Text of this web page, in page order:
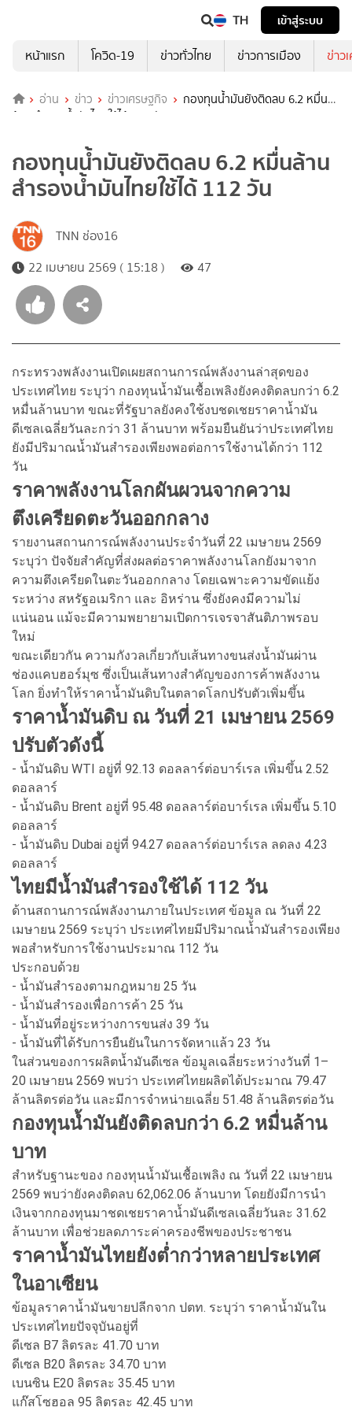
TH
เข้าสู่ระบบ
หน้าแรก
โควิด-19 ข่าวทั่วไทย ข่าวการเมือง ข่าว
อ่าน ข่าว ข่าวเศรษฐกิจ
กองทุนน้ำมันยังติดลบ 6.2 หมื่น
ล้าน สำรองน้ำมันไทยใช้ได้ 112 วัน
กองทุนน้ำมันยังติดลบ 6.2 หมื่นล้าน
สำรองน้ำมันไทยใช้ได้ 112 วัน
TNN ช่อง16
22 เมษายน 2569 ( 15:18 )
47
กระทรวงพลังงานเปิดเผยสถานการณ์พลังงานล่าสุดของ
ประเทศไทย ระบุว่า กองทุนน้ำมันเชื้อเพลิงยังคงติดลบกว่า 6.2
หมื่นล้านบาท ขณะที่รัฐบาลยังคงใช้งบชดเชยราคาน้ำมัน
ดีเซลเฉลี่ยวันละกว่า 31 ล้านบาท พร้อมยืนยันว่าประเทศไทย
ยังมีปริมาณน้ำมันสำรองเพียงพอต่อการใช้งานได้กว่า 112
วัน
ราคาพลังงานโลกผันผวนจากความ
ตึงเครียดตะวันออกกลาง
รายงานสถานการณ์พลังงานประจำวันที่ 22 เมษายน 2569
ระบุว่า ปัจจัยสำคัญที่ส่งผลต่อราคาพลังงานโลกยังมาจาก
ความตึงเครียดในตะวันออกกลาง โดยเฉพาะความขัดแย้ง
ระหว่าง สหรัฐอเมริกา และ อิหร่าน ซึ่งยังคงมีความไม่
แน่นอน แม้จะมีความพยายามเปิดการเจรจาสันติภาพรอบ
ใหม่
ขณะเดียวกัน ความกังวลเกี่ยวกับเส้นทางขนส่งน้ำมันผ่าน
ช่องแคบฮอร์มุซ ซึ่งเป็นเส้นทางสำคัญของการค้าพลังงาน
โลก ยิ่งทำให้ราคาน้ำมันดิบในตลาดโลกปรับตัวเพิ่มขึ้น
ราคาน้ำมันดิบ ณ วันที่ 21 เมษายน 2569
ปรับตัวดังนี้
- น้ำมันดิบ WTI อยู่ที่ 92.13 ดอลลาร์ต่อบาร์เรล เพิ่มขึ้น 2.52
ดอลลาร์
- น้ำมันดิบ Brent อยู่ที่ 95.48 ดอลลาร์ต่อบาร์เรล เพิ่มขึ้น 5.10
ดอลลาร์
- น้ำมันดิบ Dubai อยู่ที่ 94.27 ดอลลาร์ต่อบาร์เรล ลดลง 4.23
ดอลลาร์
ไทยมีน้ำมันสำรองใช้ได้ 112 วัน
ด้านสถานการณ์พลังงานภายในประเทศ ข้อมูล ณ วันที่ 22
เมษายน 2569 ระบุว่า ประเทศไทยมีปริมาณน้ำมันสำรองเพียง
พอสำหรับการใช้งานประมาณ 112 วัน
ประกอบด้วย
- น้ำมันสำรองตามกฎหมาย 25 วัน
- น้ำมันสำรองเพื่อการค้า 25 วัน
- น้ำมันที่อยู่ระหว่างการขนส่ง 39 วัน
- น้ำมันที่ได้รับการยืนยันในการจัดหาแล้ว 23 วัน
ในส่วนของการผลิตน้ำมันดีเซล ข้อมูลเฉลี่ยระหว่างวันที่ 1–
20 เมษายน 2569 พบว่า ประเทศไทยผลิตได้ประมาณ 79.47
ล้านลิตรต่อวัน และมีการจำหน่ายเฉลี่ย 51.48 ล้านลิตรต่อวัน
กองทุนน้ำมันยังติดลบกว่า 6.2 หมื่นล้าน
บาท
สำหรับฐานะของ กองทุนน้ำมันเชื้อเพลิง ณ วันที่ 22 เมษายน
2569 พบว่ายังคงติดลบ 62,062.06 ล้านบาท โดยยังมีการนำ
เงินจากกองทุนมาชดเชยราคาน้ำมันดีเซลเฉลี่ยวันละ 31.62
ล้านบาท เพื่อช่วยลดภาระค่าครองชีพของประชาชน
ราคาน้ำมันไทยยังต่ำกว่าหลายประเทศ
ในอาเซียน
ข้อมูลราคาน้ำมันขายปลีกจาก ปตท. ระบุว่า ราคาน้ำมันใน
ประเทศไทยปัจจุบันอยู่ที่
ดีเซล B7 ลิตรละ 41.70 บาท
ดีเซล B20 ลิตรละ 34.70 บาท
เบนซิน E20 ลิตรละ 35.45 บาท
แก๊สโซฮอล 95 ลิตรละ 42.45 บาท